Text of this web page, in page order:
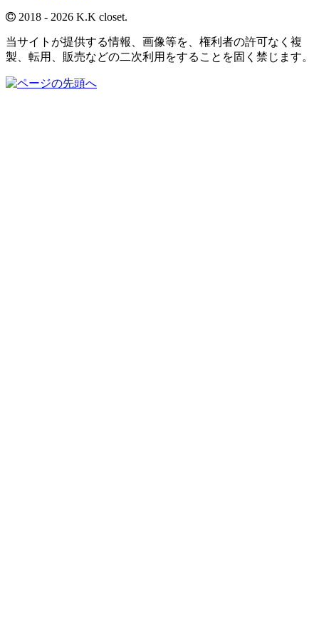
2018 - 2026 K.K closet.
当サイトが提供する情報、画像等を、権利者の許可なく複
製、転用、販売などの二次利用をすることを固く禁じます。